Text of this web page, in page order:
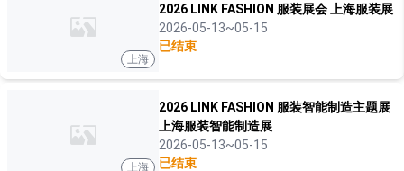
上海
2026 LINK FASHION 服装展会 上海服装展
2026-05-13~05-15
已结束
上海
2026 LINK FASHION 服装智能制造主题展
上海服装智能制造展
2026-05-13~05-15
已结束